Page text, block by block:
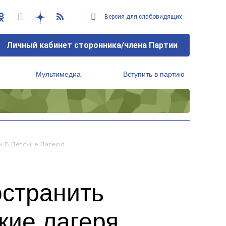
Версия для слабовидящих
Личный кабинет сторонника/члена Партии
Мультимедиа Вступить в партию
В Детские Лагеря